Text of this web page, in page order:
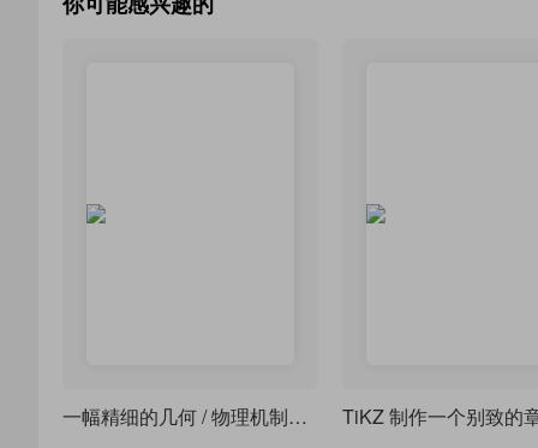
一幅精细的几何 / 物理机制原理图-转动连杆、轨道及阴影剖面线三维几何投影图